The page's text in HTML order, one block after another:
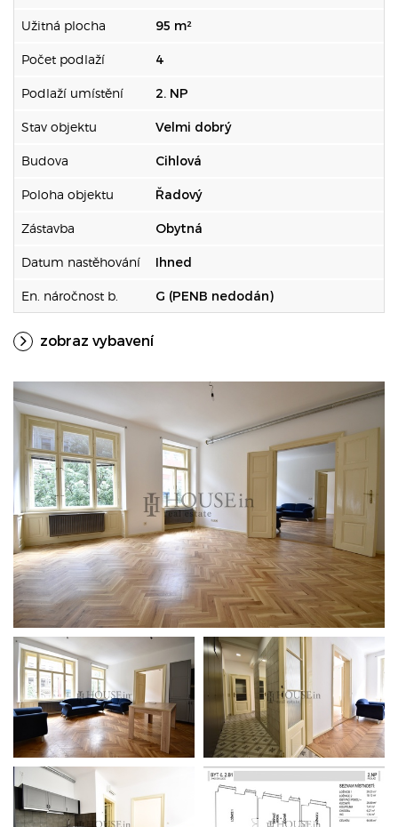
Užitná plocha 95 m²
Počet podlaží 4
Podlaží umístění 2. NP
Stav objektu Velmi dobrý
Budova Cihlová
Poloha objektu Řadový
Zástavba Obytná
Datum nastěhování Ihned
En. náročnost b. G (PENB nedodán)
zobraz vybavení